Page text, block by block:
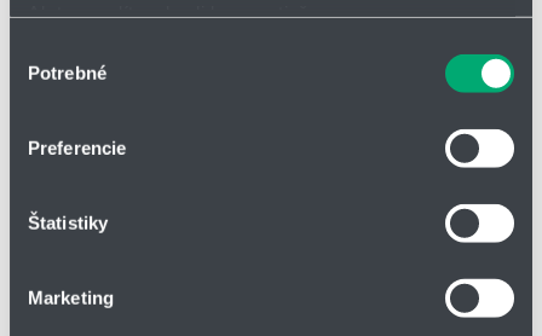
polohe s presnosťou na niekoľko metrov
Viac informácií o tom, ako sa spracúvajú vaše osobné
môžete kedykoľvek zmeniť alebo odvolať cez Vyhlásenie
Na prispôsobenie obsahu a reklám, poskytovanie funkcií
súhlasu
Potrebné
Preferencie
Štatistiky
Marketing
Telefón